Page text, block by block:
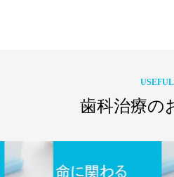
USEFUL
歯科治療の